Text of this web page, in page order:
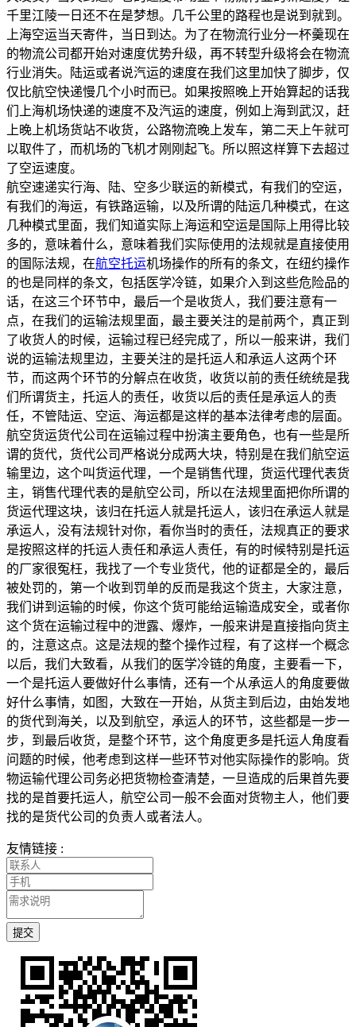
千里江陵一日还不在是梦想。几千公里的路程也是说到就到。
上海空运当天寄件，当日到达。为了在物流行业分一杯羹现在
的物流公司都开始对速度优势升级，再不转型升级将会在物流
行业消失。陆运或者说汽运的速度在我们这里加快了脚步，仅
仅比航空快递慢几个小时而已。如果按照晚上开始算起的话我
们上海机场快递的速度不及汽运的速度，例如上海到武汉，赶
上晚上机场货站不收货，公路物流晚上发车，第二天上午就可
以取件了，而机场的飞机才刚刚起飞。所以照这样算下去超过
了空运速度。
航空速递实行海、陆、空多少联运的新模式，有我们的空运，
有我们的海运，有铁路运输，以及所谓的陆运几种模式，在这
几种模式里面，我们知道实际上海运和空运是国际上用得比较
多的，意味着什么，意味着我们实际使用的法规就是直接使用
的国际法规，在航空托运机场操作的所有的条文，在纽约操作
的也是同样的条文，包括医学冷链，如果介入到这些危险品的
话，在这三个环节中，最后一个是收货人，我们要注意有一
点，在我们的运输法规里面，最主要关注的是前两个，真正到
了收货人的时候，运输过程已经完成了，所以一般来讲，我们
说的运输法规里边，主要关注的是托运人和承运人这两个环
节，而这两个环节的分解点在收货，收货以前的责任统统是我
们所谓货主，托运人的责任，收货以后的责任是承运人的责
任，不管陆运、空运、海运都是这样的基本法律考虑的层面。
航空货运货代公司在运输过程中扮演主要角色，也有一些是所
谓的货代，货代公司严格说分成两大块，特别是在我们航空运
输里边，这个叫货运代理，一个是销售代理，货运代理代表货
主，销售代理代表的是航空公司，所以在法规里面把你所谓的
货运代理这块，该归在托运人就是托运人，该归在承运人就是
承运人，没有法规针对你，看你当时的责任，法规真正的要求
是按照这样的托运人责任和承运人责任，有的时候特别是托运
的厂家很冤枉，我找了一个专业货代，他的证都是全的，最后
被处罚的，第一个收到罚单的反而是我这个货主，大家注意，
我们讲到运输的时候，你这个货可能给运输造成安全，或者你
这个货在运输过程中的泄露、爆炸，一般来讲是直接指向货主
的，注意这点。这是法规的整个操作过程，有了这样一个概念
以后，我们大致看，从我们的医学冷链的角度，主要看一下，
一个是托运人要做好什么事情，还有一个从承运人的角度要做
好什么事情，如图，大致在一开始，从货主到后边，由始发地
的货代到海关，以及到航空，承运人的环节，这些都是一步一
步，到最后收货，是整个环节，这个角度更多是托运人角度看
问题的时候，他考虑到这样一些环节对他实际操作的影响。货
物运输代理公司务必把货物检查清楚，一旦造成的后果首先要
找的是首要托运人，航空公司一般不会面对货物主人，他们要
找的是货代公司的负责人或者法人。
友情链接 :
提交